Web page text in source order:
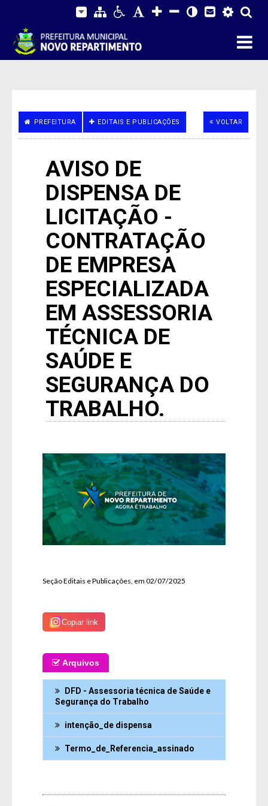
PREFEITURA EDITAIS E PUBLICAÇÕES VOLTAR
AVISO DE
DISPENSA DE
LICITAÇÃO -
CONTRATAÇÃO
DE EMPRESA
ESPECIALIZADA
EM ASSESSORIA
TÉCNICA DE
SAÚDE E
SEGURANÇA DO
TRABALHO.
Seção Editais e Publicações, em 02/07/2025
Copiar link
Arquivos
DFD - Assessoria técnica de Saúde e
Segurança do Trabalho
intenção_de dispensa
Termo_de_Referencia_assinado